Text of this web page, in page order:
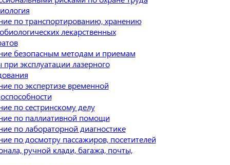
по транспортированию, хранению
лекарственных
безопасным методам и приемам
при эксплуатации лазерного
по экспертизе временной
по сестринскому делу
по паллиативной помощи
по лабораторной диагностике
по досмотру пассажиров, посетителей
ручной клади, багажа, почты,